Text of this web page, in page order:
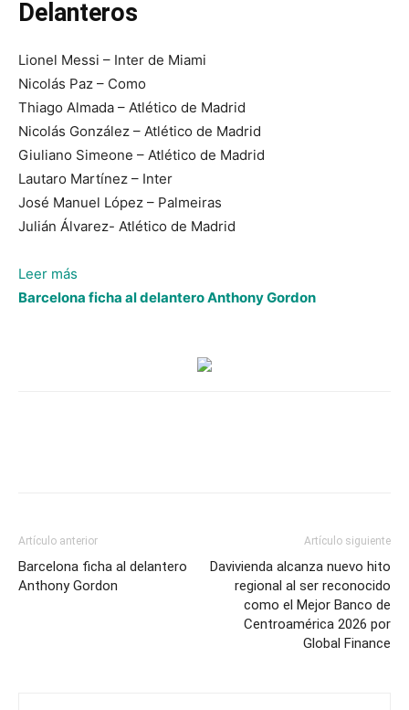
Delanteros
Lionel Messi – Inter de Miami
Nicolás Paz – Como
Thiago Almada – Atlético de Madrid
Nicolás González – Atlético de Madrid
Giuliano Simeone – Atlético de Madrid
Lautaro Martínez – Inter
José Manuel López – Palmeiras
Julián Álvarez- Atlético de Madrid
Leer más
Argentina
Barcelona ficha al delantero Anthony Gordon
Artículo anterior
Barcelona ficha al delantero
Anthony Gordon
Artículo siguiente
Davivienda alcanza nuevo hito
regional al ser reconocido
como el Mejor Banco de
Centroamérica 2026 por
Global Finance